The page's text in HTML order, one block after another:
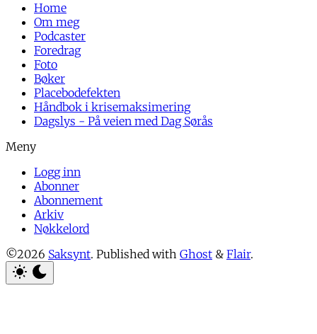
Home
Om meg
Podcaster
Foredrag
Foto
Bøker
Placebodefekten
Håndbok i krisemaksimering
Dagslys - På veien med Dag Sørås
Logg inn
Abonner
Abonnement
Arkiv
Nøkkelord
©2026 Saksynt. Published with Ghost & Flair.